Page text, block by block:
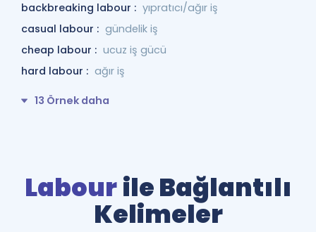
backbreaking labour : yıpratıcı/ağır iş
casual labour : gündelik iş
cheap labour : ucuz iş gücü
hard labour : ağır iş
13 Örnek daha
Labourile Bağlantılı
Kelimeler